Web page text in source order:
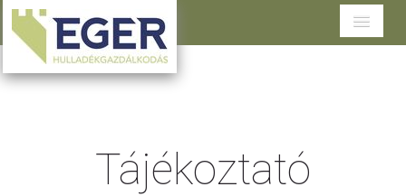
Szolgáltatások területenként
Tájékoztató